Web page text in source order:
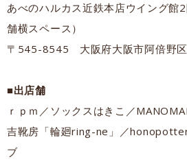
あべのハルカス近鉄本店ウイング館
舗横スペース）
〒545-8545 大阪府大阪市阿倍野
■出店舗
ｒｐｍ／ソックスはきこ／
吉靴房「輪廻ring-ne」／
ブ